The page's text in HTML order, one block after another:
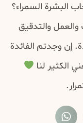
البشرة السمراء؟
والتدقيق
إن وجدتم الفائدة
الكثير لنا